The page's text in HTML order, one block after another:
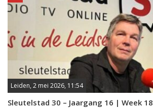
Leiden, 2 mei 2026, 11:54
Sleutelstad 30 – Jaargang 16 | Week 18